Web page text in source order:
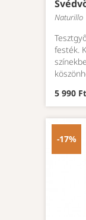
Naturillo
festék.
5 990 Ft
-17%